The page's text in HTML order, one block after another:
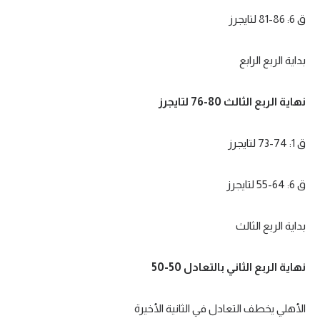
ق 6: 86-81 لتايجرز
بداية الربع الرابع
نهاية الربع الثالث 80-76 لتايجرز
ق 1: 74-73 لتايجرز
ق 6: 64-55 لتايجرز
بداية الربع الثالث
نهاية الربع الثاني بالتعادل 50-50
الأهلي يخطف التعادل في الثانية الأخيرة